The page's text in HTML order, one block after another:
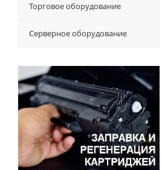
Торговое оборудование
Серверное оборудование